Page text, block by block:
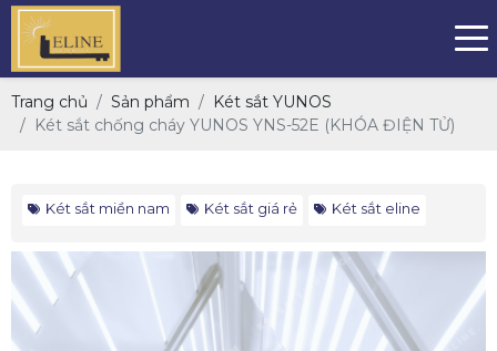
Trang chủ Sản phẩm
Két sắt YUNOS
Két sắt chống cháy YUNOS YNS-52E (KHÓA ĐIỆN TỬ)
Két sắt miền nam Két sắt giá rẻ Két sắt eline